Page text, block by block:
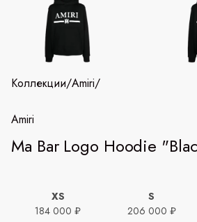
Коллекции/Amiri/
Amiri
Ma Bar Logo Hoodie
XS
184 000 ₽
S
206 000 ₽